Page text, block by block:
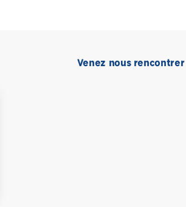
Venez nous rencontrer